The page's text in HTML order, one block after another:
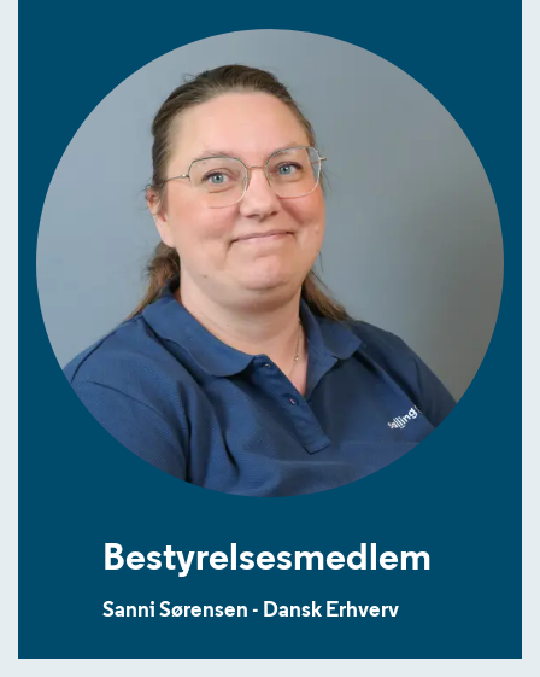
Bestyrelsesmedlem
Sanni Sørensen - Dansk Erhverv